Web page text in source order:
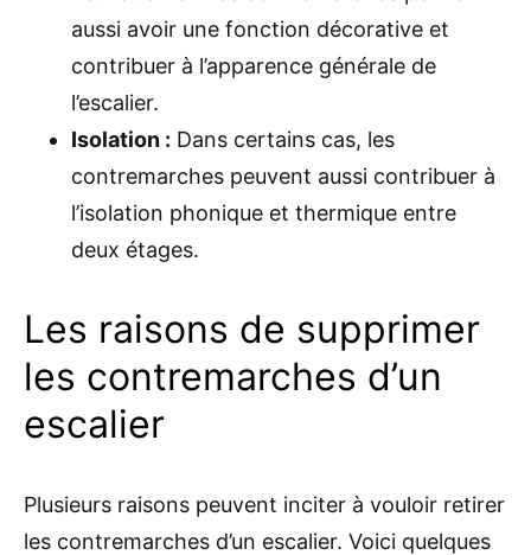
aussi avoir une fonction décorative et
contribuer à l’apparence générale de
l’escalier.
Isolation : Dans certains cas, les
contremarches peuvent aussi contribuer à
l’isolation phonique et thermique entre
deux étages.
Les raisons de supprimer
les contremarches d’un
escalier
Plusieurs raisons peuvent inciter à vouloir retirer
les contremarches d’un escalier. Voici quelques